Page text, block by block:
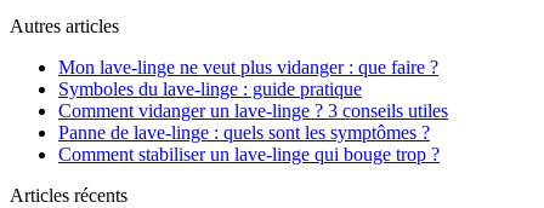
Autres articles
Mon lave-linge ne veut plus vidanger : que faire ?
Symboles du lave-linge : guide pratique
Comment vidanger un lave-linge ? 3 conseils utiles
Panne de lave-linge : quels sont les symptômes ?
Comment stabiliser un lave-linge qui bouge trop ?
Articles récents